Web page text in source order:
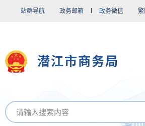
站群导航 政务邮箱 政务微信
潜江市商务局